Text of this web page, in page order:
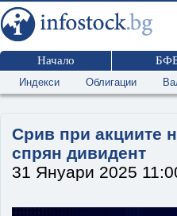
Начало
Индекси Облигации
Срив при акциите
спрян дивидент
31 Януари 2025